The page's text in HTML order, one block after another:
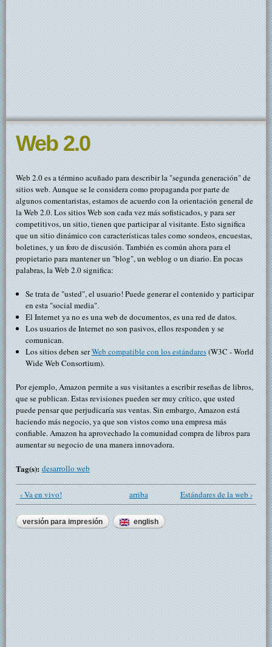
Web 2.0
Web 2.0 es a término acuñado para describir la "segunda generación" de
sitios web. Aunque se le considera como propaganda por parte de
algunos comentaristas, estamos de acuerdo con la orientación general de
la Web 2.0. Los sitios Web son cada vez más sofisticados, y para ser
competitivos, un sitio, tienen que participar al visitante. Esto significa
que un sitio dinámico con características tales como sondeos, encuestas,
boletines, y un foro de discusión. También es común ahora para el
propietario para mantener un "blog", un weblog o un diario. En pocas
palabras, la Web 2.0 significa:
Se trata de "usted", el usuario! Puede generar el contenido y participar
en esta "social media".
El Internet ya no es una web de documentos, es una red de datos.
Los usuarios de Internet no son pasivos, ellos responden y se
comunican.
Los sitios deben serWeb compatible con los estándares(W3C - World
Wide Web Consortium).
Por ejemplo, Amazon permite a sus visitantes a escribir reseñas de libros,
que se publican. Estas revisiones pueden ser muy crítico, que usted
puede pensar que perjudicaría sus ventas. Sin embargo, Amazon está
haciendo más negocio, ya que son vistos como una empresa más
confiable. Amazon ha aprovechado la comunidad compra de libros para
aumentar su negocio de una manera innovadora.
Tag(s): desarrollo web
‹ Va en vivo! arriba Estándares de la web ›
versión para impresión english